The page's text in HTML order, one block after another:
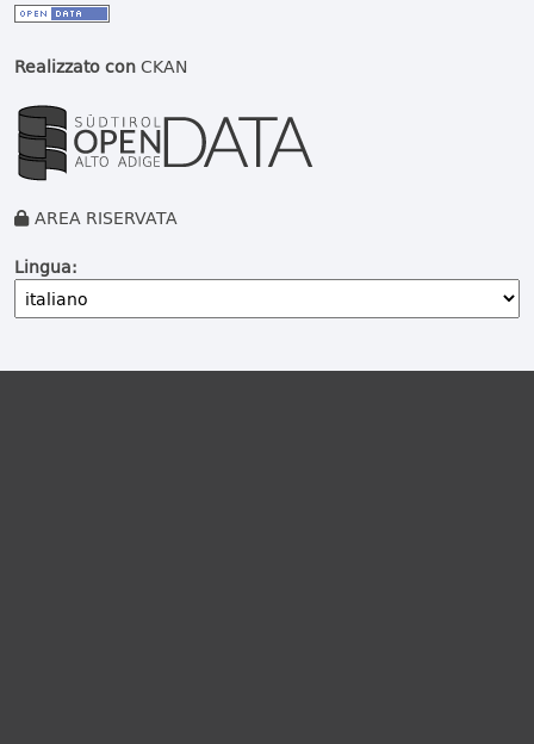
Realizzato conCKAN
AREA RISERVATA
Lingua